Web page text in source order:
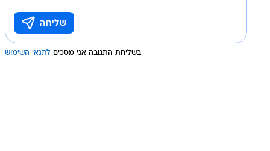
בשליחת התגובה אני מסכים לתנאי השימוש